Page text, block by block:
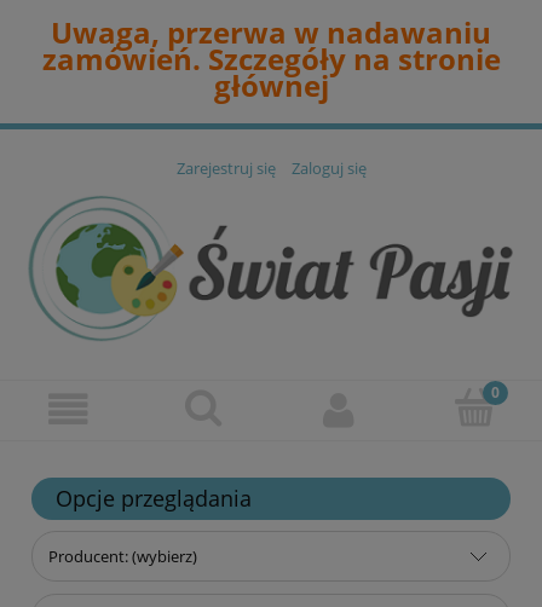
Uwaga, przerwa w nadawaniu
zamówień. Szczegóły na stronie
głównej
Zarejestruj się Zaloguj się
Opcje przeglądania
Producent: (wybierz)